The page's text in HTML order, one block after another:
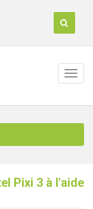
Pixi 3 à l'aide